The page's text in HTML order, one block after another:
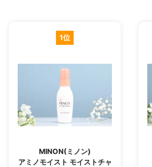
1位
MINON(ミノン)
アミノモイスト モイストチャ